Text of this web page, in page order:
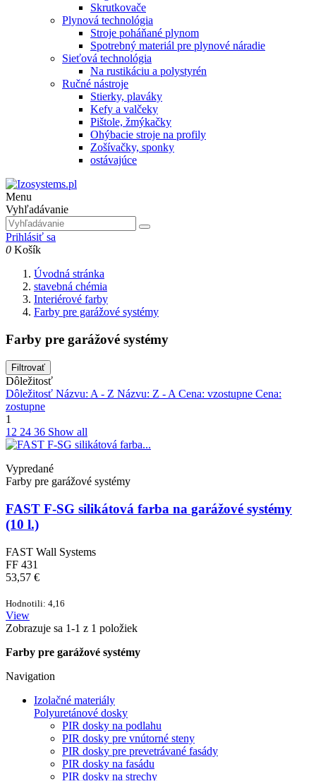
Skrutkovače
Plynová technológia
Stroje poháňané plynom
Spotrebný materiál pre plynové náradie
Sieťová technológia
Na rustikáciu a polystyrén
Ručné nástroje
Stierky, plaváky
Kefy a valčeky
Pištole, žmýkačky
Ohýbacie stroje na profily
Zošívačky, sponky
ostávajúce
Menu
Vyhľadávanie
Prihlásiť sa
0 Košík
Úvodná stránka
stavebná chémia
Interiérové farby
Farby pre garážové systémy
Farby pre garážové systémy
Filtrovať
Dôležitosť
Dôležitosť Názvu: A - Z Názvu: Z - ACena: vzostupne Cena:
zostupne
1
12 24 36 Show all
Vypredané
Farby pre garážové systémy
FAST F-SG silikátová farba na garážové systémy
(10 l.)
FAST Wall Systems
FF 431
53,57 €
Hodnotili: 4,16
View
Zobrazuje sa 1-1 z 1 položiek
Farby pre garážové systémy
Navigation
Izolačné materiály
Polyuretánové dosky
PIR dosky na podlahu
PIR dosky pre vnútorné steny
PIR dosky pre prevetrávané fasády
PIR dosky na fasádu
PIR dosky na strechy